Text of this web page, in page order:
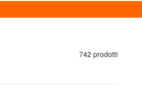
742 prodotti